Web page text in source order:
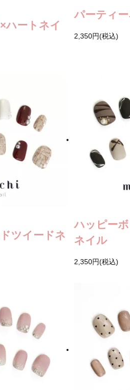
ハートネイ
パーティ
2,350円(税込)
ツイードネ
ハッピー
ネイル
2,350円(税込)